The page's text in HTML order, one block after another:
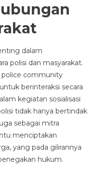
dalam
polisi dan masyarakat.
police community
berinteraksi secara
kegiatan sosialisasi
tidak hanya bertindak
sebagai mitra
menciptakan
yang pada gilirannya
hukum.